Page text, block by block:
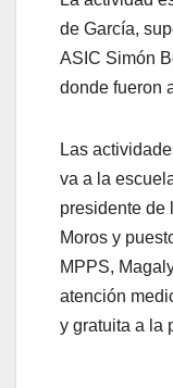
de García,
ASIC Simón
donde fueron
Las
va a la
presidente de
Moros y
MPPS,
atención
y gratuita a la